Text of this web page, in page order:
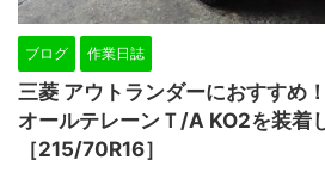
ブログ 作業日誌
三菱 アウトランダーにおすすめ
オールテレーンＴ/A KO2を装着
［215/70R16］